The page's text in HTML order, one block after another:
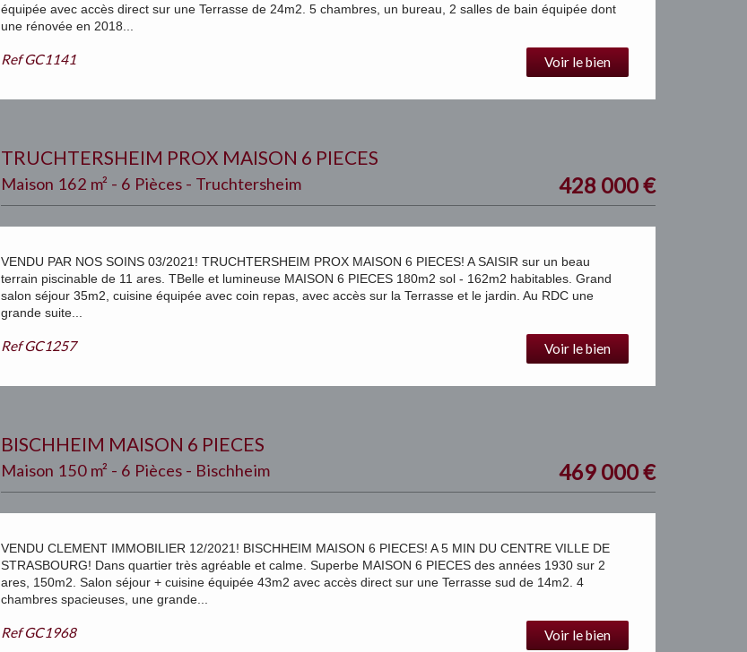
équipée avec accès direct sur une Terrasse de 24m2. 5 chambres, un bureau, 2 salles de bain équipée dont
une rénovée en 2018...
RefGC1141 Voir le bien
TRUCHTERSHEIM PROX MAISON 6 PIECES
Maison 162 m² - 6 Pièces - Truchtersheim 428 000€
VENDU PAR NOS SOINS 03/2021! TRUCHTERSHEIM PROX MAISON 6 PIECES! A SAISIR sur un beau
terrain piscinable de 11 ares. TBelle et lumineuse MAISON 6 PIECES 180m2 sol - 162m2 habitables. Grand
salon séjour 35m2, cuisine équipée avec coin repas, avec accès sur la Terrasse et le jardin. Au RDC une
grande suite...
RefGC1257 Voir le bien
BISCHHEIM MAISON 6 PIECES
Maison 150 m² - 6 Pièces - Bischheim 469 000€
VENDU CLEMENT IMMOBILIER 12/2021! BISCHHEIM MAISON 6 PIECES! A 5 MIN DU CENTRE VILLE DE
STRASBOURG! Dans quartier très agréable et calme. Superbe MAISON 6 PIECES des années 1930 sur 2
ares, 150m2. Salon séjour + cuisine équipée 43m2 avec accès direct sur une Terrasse sud de 14m2. 4
chambres spacieuses, une grande...
RefGC1968 Voir le bien